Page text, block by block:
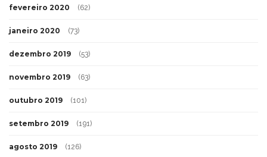
fevereiro 2020 (62)
janeiro 2020 (73)
dezembro 2019 (53)
novembro 2019 (63)
outubro 2019 (101)
setembro 2019 (191)
agosto 2019 (126)